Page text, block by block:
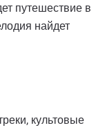
путешествие в
найдет
культовые